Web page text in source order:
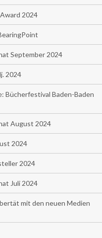
2024
September 2024
2024
Bücherfestival Baden-Baden
August 2024
2024
2024
Juli 2024
mit den neuen Medien